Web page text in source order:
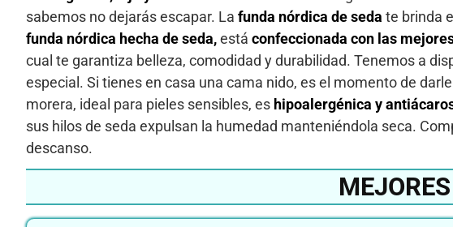
sabemos no dejarás escapar. La funda nórdica de seda te brinda
funda nórdica hecha de seda,está confeccionada con las
cual te garantiza belleza, comodidad y durabilidad. Tenemos a
especial. Si tienes en casa una cama nido, es el momento de
morera, ideal para pieles sensibles, es hipoalergénica y
sus hilos de seda expulsan la humedad manteniéndola seca.
descanso.